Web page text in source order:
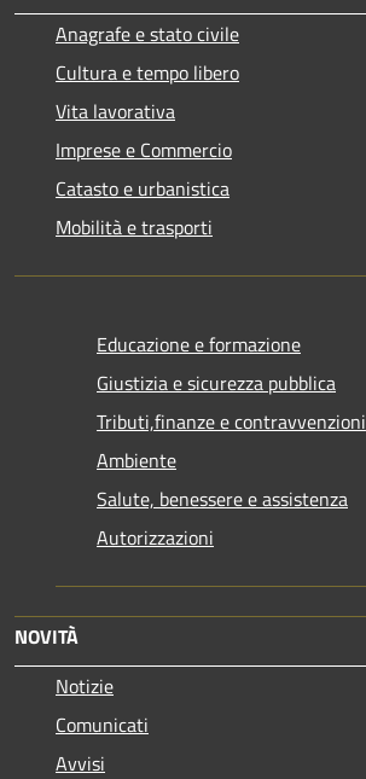
Anagrafe e stato civile
Cultura e tempo libero
Vita lavorativa
Imprese e Commercio
Catasto e urbanistica
Mobilità e trasporti
Educazione e formazione
Giustizia e sicurezza pubblica
Tributi,finanze e contravvenzioni
Ambiente
Salute, benessere e assistenza
Autorizzazioni
NOVITÀ
Notizie
Comunicati
Avvisi